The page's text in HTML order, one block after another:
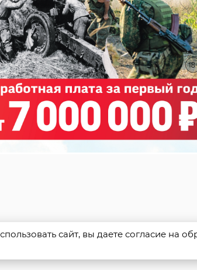
сайт, вы даете согласие на